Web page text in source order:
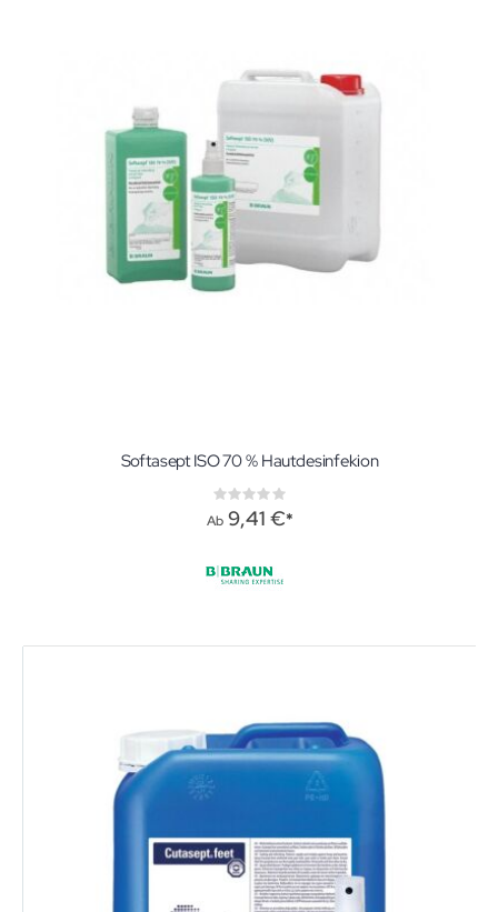
Softasept ISO 70 % Hautdesinfekion
Rating:
0%
Ab 9,41 €